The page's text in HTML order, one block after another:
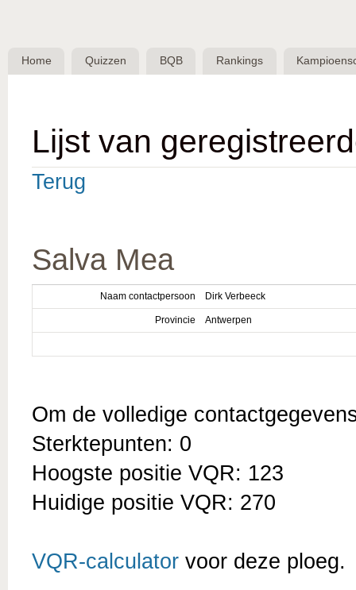
Belgische
QuizBond
Home Quizzen BQB Rankings
Lijst van
Terug
Salva Mea
Naam contactpersoon Dirk Verbeeck
Provincie Antwerpen
Om de volledige
Sterktepunten: 0
Hoogste positie VQR: 123
Huidige positie VQR: 270
VQR-calculator voor deze ploeg.